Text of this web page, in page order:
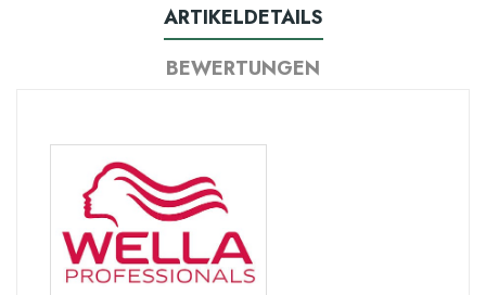
ARTIKELDETAILS
BEWERTUNGEN